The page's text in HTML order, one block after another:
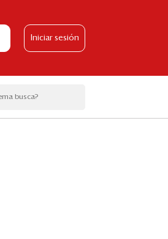
Iniciar sesión